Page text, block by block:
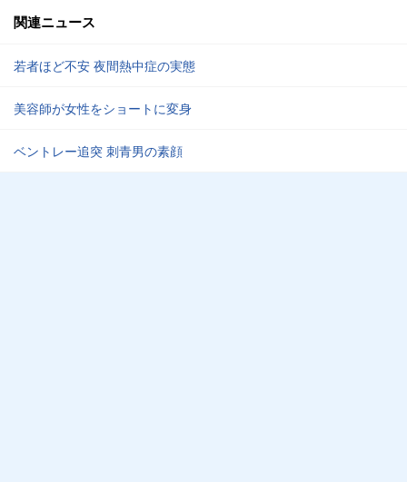
関連ニュース
若者ほど不安 夜間熱中症の実態
美容師が女性をショートに変身
ベントレー追突 刺青男の素顔